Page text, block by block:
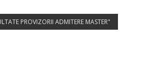
PROVIZORII ADMITERE MASTER"